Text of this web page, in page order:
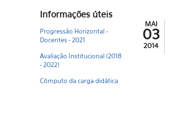
Informações úteis
Progressão Horizontal -
Docentes - 2021
Avaliação Institucional (2018
- 2022)
Cômputo da carga didática
MAI
03
2014